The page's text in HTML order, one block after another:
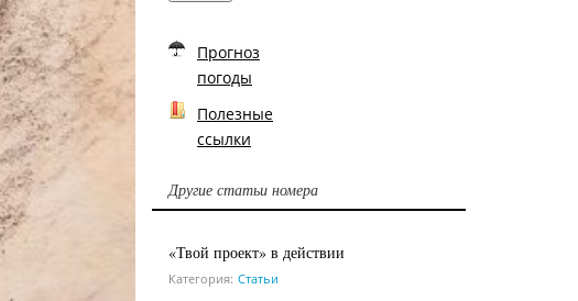
Прогноз
погоды
Полезные
ссылки
Другие статьи номера
«Твой проект» в действии
Категория: Статьи